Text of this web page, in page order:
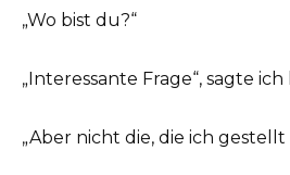
„Wo bist du?“
„Interessante Frage“, sagte ich
„Aber nicht die, die ich gestellt